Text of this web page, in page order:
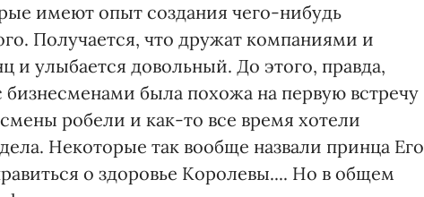
имеют опыт создания чего-нибудь
Получается, что дружат компаниями и
и улыбается довольный. До этого, правда,
бизнесменами была похожа на первую встречу
робели и как-то все время хотели
Некоторые так вообще назвали принца Его
о здоровье Королевы.... Но в общем